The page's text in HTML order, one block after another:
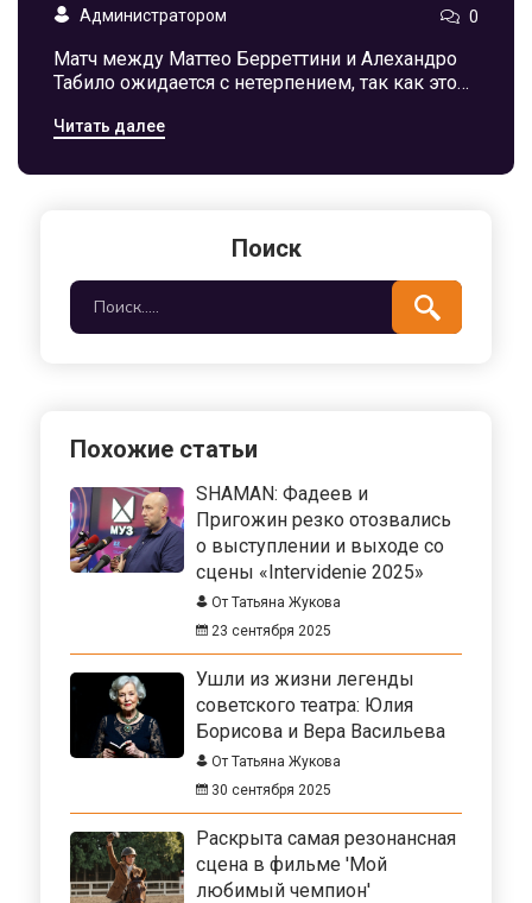
Администратором 0
Матч между Маттео Берреттини и Алехандро
Табило ожидается с нетерпением, так как это
Статья предоставляет прогноз и советы по
форме игроков, чтобы помочь читателям
Читать далее
Поиск
Похожие статьи
SHAMAN: Фадеев и
Пригожин резко отозвались
о выступлении и выходе со
сцены «Intervidenie 2025»
От Татьяна Жукова
23 сентября 2025
Ушли из жизни легенды
советского театра: Юлия
Борисова и Вера Васильева
От Татьяна Жукова
30 сентября 2025
Раскрыта самая резонансная
сцена в фильме 'Мой
любимый чемпион'